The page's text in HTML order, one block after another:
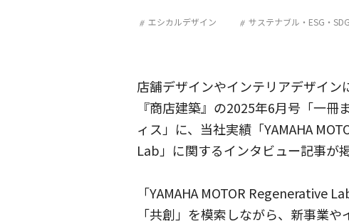
エシカルデザイン サステナブル・ESG・
店舗デザインやインテリアデザイン
『商店建築』の2025年6月号「一冊
ィス」に、当社実績「YAMAHA
Lab」に関するインタビュー記事が
「YAMAHA MOTOR Regenerative
「共創」を模索しながら、新事業